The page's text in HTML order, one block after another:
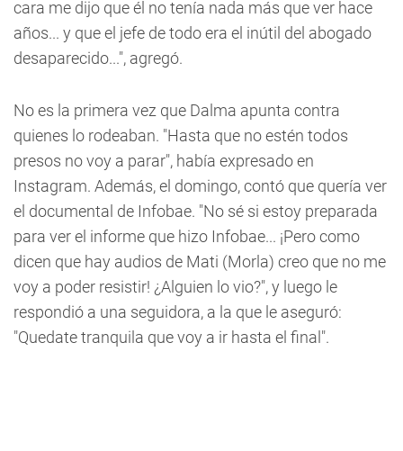
cara me dijo que él no tenía nada más que ver hace
años... y que el jefe de todo era el inútil del abogado
desaparecido...", agregó.
No es la primera vez que Dalma apunta contra
quienes lo rodeaban. "Hasta que no estén todos
presos no voy a parar", había expresado en
Instagram. Además, el domingo, contó que quería ver
el documental de Infobae. "No sé si estoy preparada
para ver el informe que hizo Infobae... ¡Pero como
dicen que hay audios de Mati (Morla) creo que no me
voy a poder resistir! ¿Alguien lo vio?", y luego le
respondió a una seguidora, a la que le aseguró:
"Quedate tranquila que voy a ir hasta el final".